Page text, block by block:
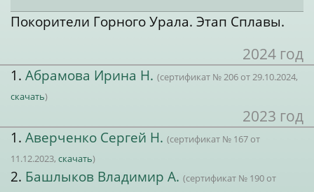
Покорители Горного Урала. Этап Сплавы.
2024 год
1. Абрамова Ирина Н. (сертификат № 206 от 29.10.2024,
скачать)
2023 год
1. Аверченко Сергей Н. (сертификат № 167 от
11.12.2023, скачать)
2. Башлыков Владимир А. (сертификат № 190 от